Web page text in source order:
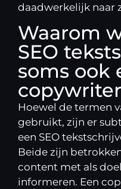
daadwerkelijk naar
Waarom
SEO
soms ook
Hoewel de termen
gebruikt, zijn er
een SEO
Beide zijn
content met als
informeren. Een